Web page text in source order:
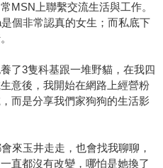
MSN上聯繫交流生活與工作。
個非常認真的女生；而私底下
了3隻科基跟一堆野貓，在我四
意後，我開始在網路上經營粉
而是分享我們家狗狗的生活影
來玉井走走，也會找我聊聊，
直都沒有改變，哪怕是她換了